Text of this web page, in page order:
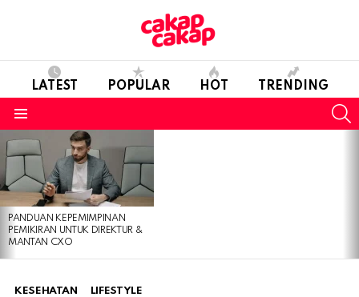
LATEST POPULAR HOT TRENDING
LATEST
STORIES
PANDUAN KEPEMIMPINAN
PEMIKIRAN UNTUK DIREKTUR &
MANTAN CXO
KESEHATAN LIFESTYLE